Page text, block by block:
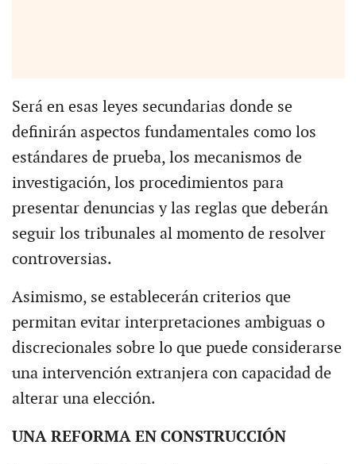
Será en esas leyes secundarias donde se
definirán aspectos fundamentales como los
estándares de prueba, los mecanismos de
investigación, los procedimientos para
presentar denuncias y las reglas que deberán
seguir los tribunales al momento de resolver
controversias.
Asimismo, se establecerán criterios que
permitan evitar interpretaciones ambiguas o
discrecionales sobre lo que puede considerarse
una intervención extranjera con capacidad de
alterar una elección.
UNA REFORMA EN CONSTRUCCIÓN